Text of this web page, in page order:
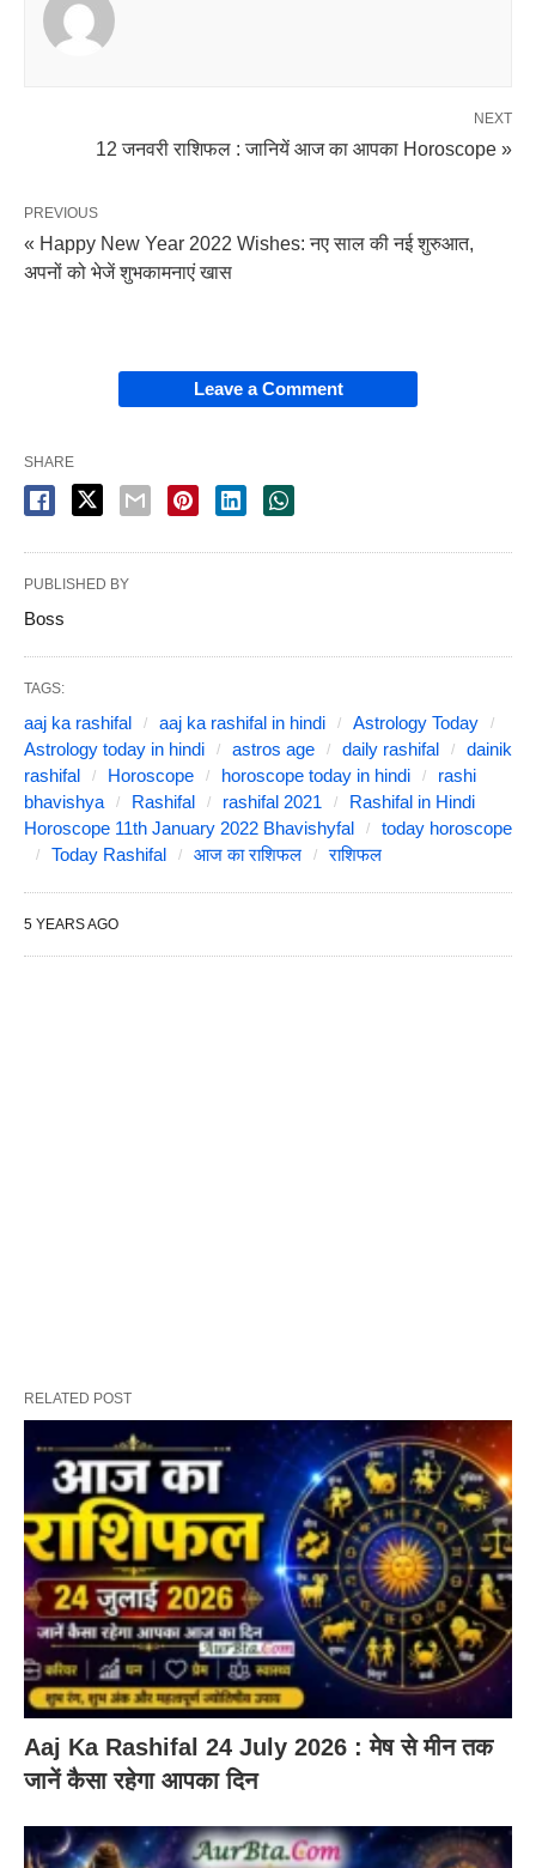
NEXT
12 जनवरी राशिफल : जानियें आज का आपका Horoscope »
PREVIOUS
« Happy New Year 2022 Wishes: नए साल की नई शुरुआत,
अपनों को भेजें शुभकामनाएं खास
Leave a Comment
SHARE
PUBLISHED BY
Boss
TAGS:
aaj ka rashifal aaj ka rashifal in hindi
Astrology Today
Astrology today in hindi
astros age daily rashifal
dainik
rashifal
Horoscope horoscope today in hindi
rashi
bhavishya
Rashifal rashifal 2021
Rashifal in Hindi
Horoscope 11th January 2022 Bhavishyfal
today horoscope
Today Rashifal
आज का राशिफल राशिफल
5 YEARS AGO
RELATED POST
Aaj Ka Rashifal 24 July 2026 : मेष से मीन तक
जानें कैसा रहेगा आपका दिन